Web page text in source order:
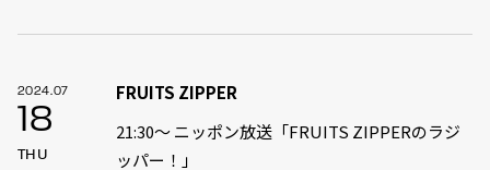
2024.07
18
THU
FRUITS ZIPPER
21:30〜 ニッポン放送「FRUITS ZIPPERのラジ
ッパー！」